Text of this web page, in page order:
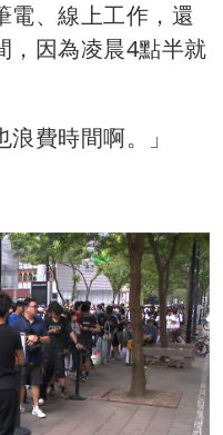
電、線上工作，還
，因為凌晨4點半就
費時間啊。」